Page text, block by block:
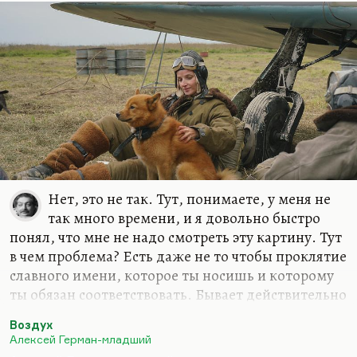
Нет, это не так. Тут, понимаете, у меня не
так много времени, и я довольно быстро
понял, что мне не надо смотреть эту картину. Тут
в чем проблема? Есть даже не то чтобы проклятие
славного имени, которое ты носишь и которому
ты обязан соответствовать. Бывает действительно
совершенно нет художественного таланта.
Воздух
Алексей Герман-младший